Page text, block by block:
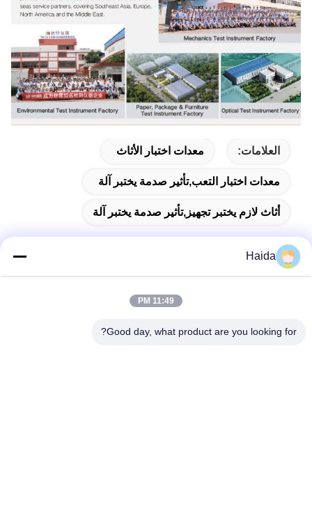
العلامات: معدات اختبار الأثاث
معدات اختبار التعب,تأثير صدمة يختبر آلة
أثاث لازم يختبر تجهيز,تأثير صدمة يختبر آلة
العنوان
Haida
11:49 PM
Good day, what product are you looking for?